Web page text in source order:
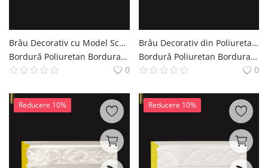
Brâu Decorativ cu Model Sculptat 13 cm din Poliuretan
Bordură Poliuretan Bordura Brau Decoratiuni Casa polure
0
Brâu Decorativ din Poliuretan cu Relief Floral 13 cm
Bordură Poliuretan Bordura Brau Decoratiuni Casa polure
0
Reducere 10% Reducere 10%